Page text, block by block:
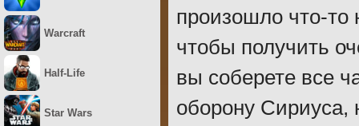
произошло что-то
чтобы получить
вы соберете все
оборону Сириуса,
Warcraft
Half-Life
Star Wars